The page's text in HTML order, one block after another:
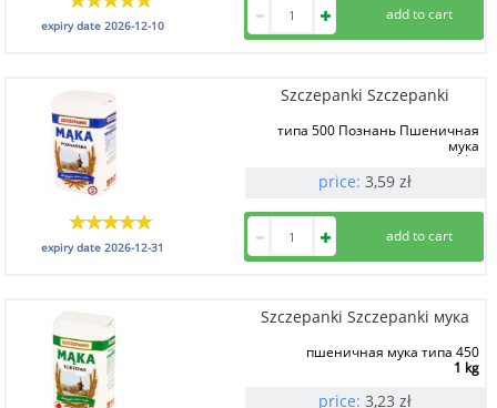
expiry date 2026-12-10
Szczepanki Szczepanki
типа 500 Познань Пшеничная
мука
1 kg
price: 3,59 zł
expiry date 2026-12-31
Szczepanki Szczepanki мука
пшеничная мука типа 450
1 kg
price: 3,23 zł